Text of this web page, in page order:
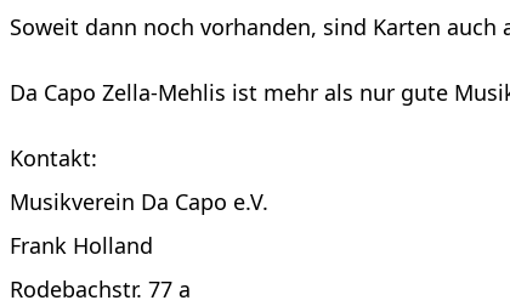
Soweit dann noch vorhanden, sind Karten auch
Da Capo Zella-Mehlis ist mehr als nur gute
Kontakt:
Musikverein Da Capo e.V.
Frank Holland
Rodebachstr. 77 a